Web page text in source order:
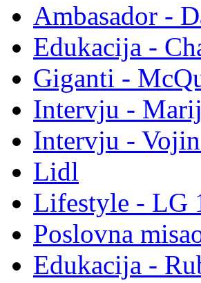
Ambasador -
Edukacija -
Giganti -
Intervju -
Intervju -
Lidl
Lifestyle - LG
Poslovna
Edukacija -